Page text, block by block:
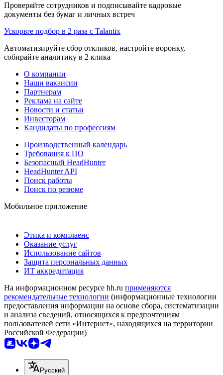
Проверяйте сотрудников и подписывайте кадровые
документы без бумаг и личных встреч
Ускорьте подбор в 2 раза с Talantix
Автоматизируйте сбор откликов, настройте воронку,
собирайте аналитику в 2 клика
О компании
Наши вакансии
Партнерам
Реклама на сайте
Новости и статьи
Инвесторам
Кандидаты по профессиям
Производственный календарь
Требования к ПО
Безопасный HeadHunter
HeadHunter API
Поиск работы
Поиск по резюме
Мобильное приложение
Этика и комплаенс
Оказание услуг
Использование сайтов
Защита персональных данных
ИТ аккредитация
На информационном ресурсе hh.ru применяются
рекомендательные технологии (информационные технологии
предоставления информации на основе сбора, систематизации
и анализа сведений, относящихся к предпочтениям
пользователей сети «Интернет», находящихся на территории
Российской Федерации)
Русский